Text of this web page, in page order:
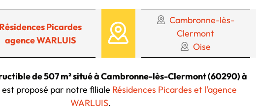
Résidences Picardes
agence WARLUIS
Cambronne-lès-
Clermont
Oise
de 507 m² situé à Cambronne-lès-Clermont (60290) à
est proposé par notre filiale Résidences Picardes et l'agence
WARLUIS.